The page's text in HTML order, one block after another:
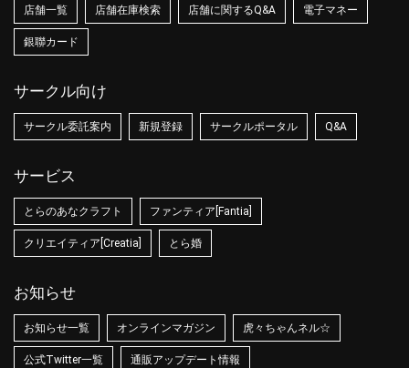
店舗一覧 店舗在庫検索 店舗に関するQ&A 電子マネー
銀聯カード
サークル向け
サークル委託案内 新規登録 サークルポータル Q&A
サービス
とらのあなクラフト ファンティア[Fantia]
クリエイティア[Creatia] とら婚
お知らせ
お知らせ一覧 オンラインマガジン 虎々ちゃんネル☆
公式Twitter一覧 通販アップデート情報